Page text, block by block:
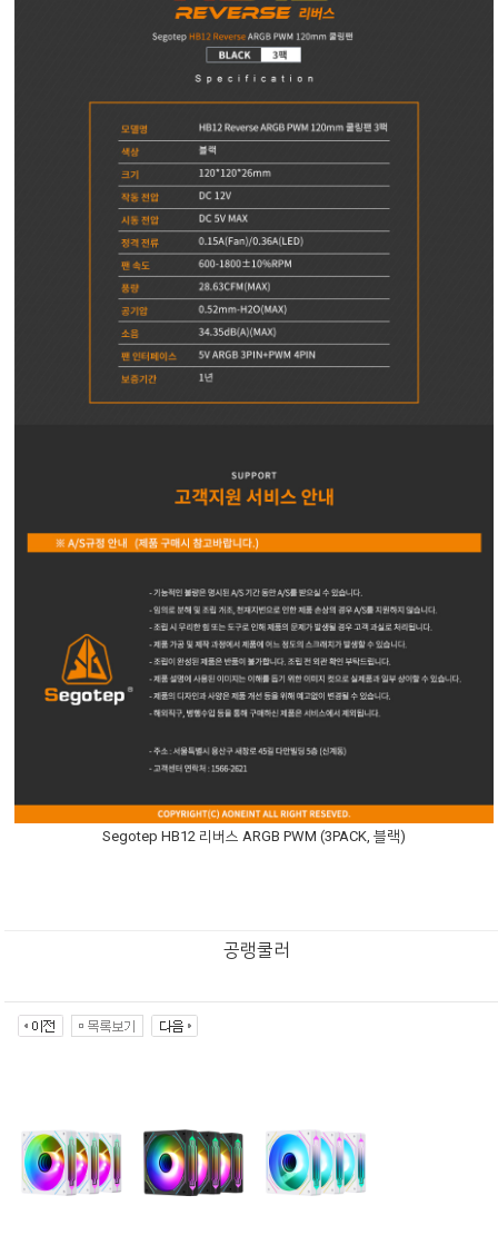
Segotep HB12 리버스 ARGB PWM (3PACK, 블랙)
공랭쿨러